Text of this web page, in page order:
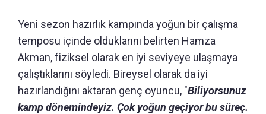
Yeni sezon hazırlık kampında yoğun bir çalışma
temposu içinde olduklarını belirten Hamza
Akman, fiziksel olarak en iyi seviyeye ulaşmaya
çalıştıklarını söyledi. Bireysel olarak da iyi
hazırlandığını aktaran genç oyuncu, "Biliyorsunuz
kamp dönemindeyiz. Çok yoğun geçiyor bu süreç.